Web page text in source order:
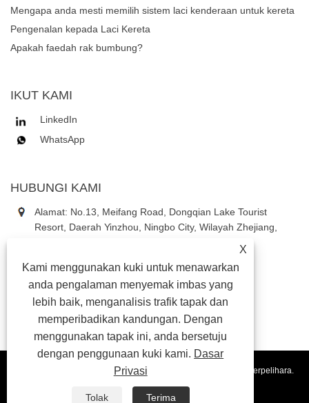
Laci Kenderaan yang Teguh untuk Pengurusan Gear?
Mengapa anda mesti memilih sistem laci kenderaan untuk kereta
atau trak anda?
Pengenalan kepada Laci Kereta
Apakah faedah rak bumbung?
IKUT KAMI
LinkedIn
WhatsApp
HUBUNGI KAMI
Alamat: No.13, Meifang Road, Dongqian Lake Tourist
Resort, Daerah Yinzhou, Ningbo City, Wilayah Zhejiang,
Tel:
+86-18867637353
telefon:+86-18867637353
E-mel:daniel3@china-astauto.com
Hakcipta © 2024 Ningbo Aosite Automotive Co., Ltd. Semua hak terpelihara.
X
Kami menggunakan kuki untuk menawarkan
anda pengalaman menyemak imbas yang
lebih baik, menganalisis trafik tapak dan
memperibadikan kandungan. Dengan
menggunakan tapak ini, anda bersetuju
dengan penggunaan kuki kami. Dasar
Privasi
Tolak Terima